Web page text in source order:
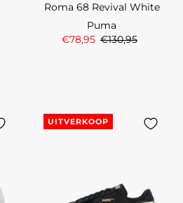
Roma 68 Revival White
Puma
€78,95 €130,95
UITVERKOOP